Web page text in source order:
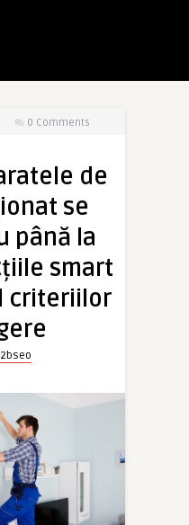
0 Comments
de
se
până la
smart
criteriilor